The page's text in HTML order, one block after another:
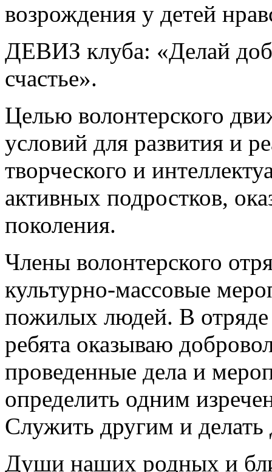
возрождения у детей
ДЕВИЗ клуба: «Делай
счастье».
Целью волонтерского
условий для развития и
творческого и
активных подростков,
поколения.
Члены волонтерского
культурно-массовые
пожилых людей. В отряде
ребята оказываю
проведенные дела и
определить одним
Служить другим и делать
Души наших родных и